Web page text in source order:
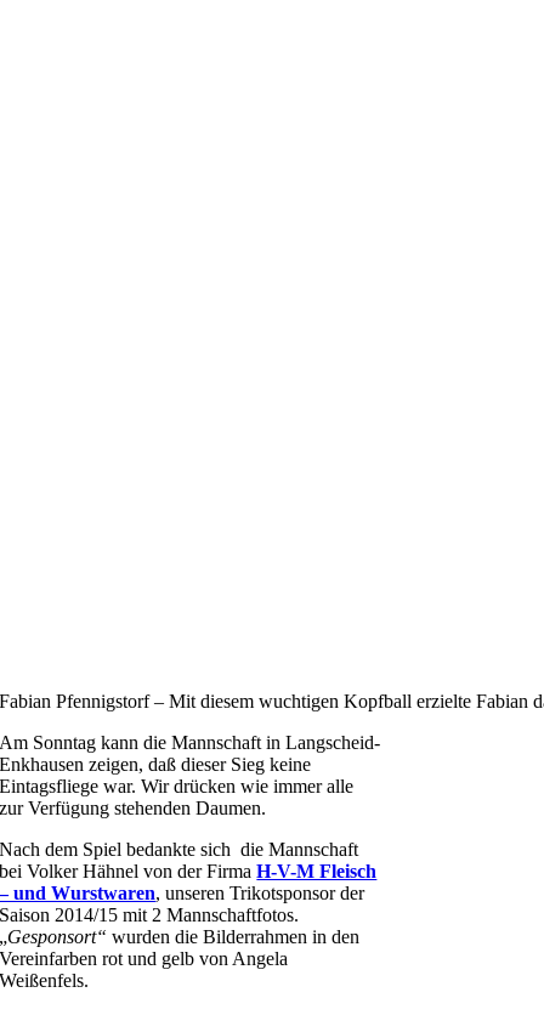
Fabian Pfennigstorf – Mit diesem wuchtigen Kopfball erzielte Fabian
Am Sonntag kann die Mannschaft in Langscheid-
Enkhausen zeigen, daß dieser Sieg keine
Eintagsfliege war. Wir drücken wie immer alle
zur Verfügung stehenden Daumen.
Nach dem Spiel bedankte sich die Mannschaft
bei Volker Hähnel von der FirmaH-V-M Fleisch
– und Wurstwaren, unseren Trikotsponsor der
Saison 2014/15 mit 2 Mannschaftfotos.
„Gesponsort“wurden die Bilderrahmen in den
Vereinfarben rot und gelb von Angela
Weißenfels.